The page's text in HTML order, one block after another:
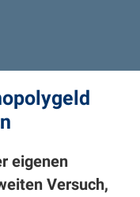
eigenen
Versuch,